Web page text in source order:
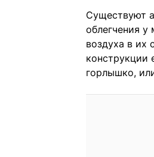
Существуют
облегчения
воздуха в их
конструкции
горлышко,